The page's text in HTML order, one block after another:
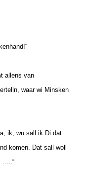
allens van
waar wi Minsken
ik, wu sall ik Di dat
komen. Dat sall woll
…..“